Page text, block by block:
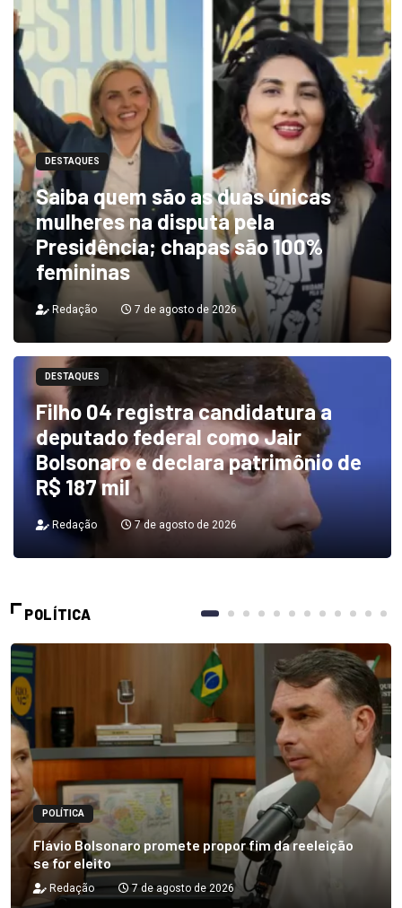
DESTAQUES
Saiba quem são as duas únicas
mulheres na disputa pela
Presidência; chapas são 100%
femininas
Redação 7 de agosto de 2026
DESTAQUES
Filho 04 registra candidatura a
deputado federal como Jair
Bolsonaro e declara patrimônio de
R$ 187 mil
Redação 7 de agosto de 2026
POLÍTICA
POLÍTICA
Flávio Bolsonaro promete propor fim da reeleição
se for eleito
Redação 7 de agosto de 2026